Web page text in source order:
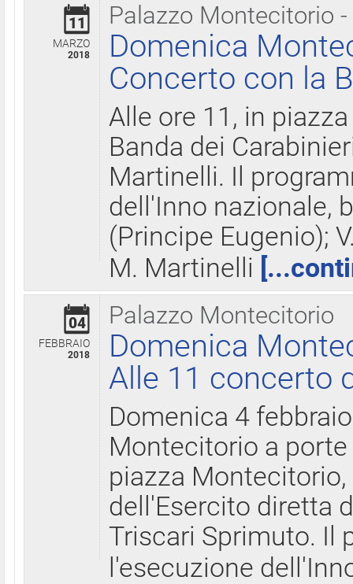
Palazzo Montecitorio
11
MARZO
2018
Domenica
Concerto con la
Alle ore 11, in
Banda dei
Martinelli. Il
dell'Inno nazionale,
(Principe Eugenio);
M. Martinelli
Palazzo Montecitorio
04
FEBBRAIO
2018
Domenica
Alle 11 concerto
Domenica 4
Montecitorio a
piazza
dell'Esercito diretta
Triscari Sprimuto. Il
l'esecuzione